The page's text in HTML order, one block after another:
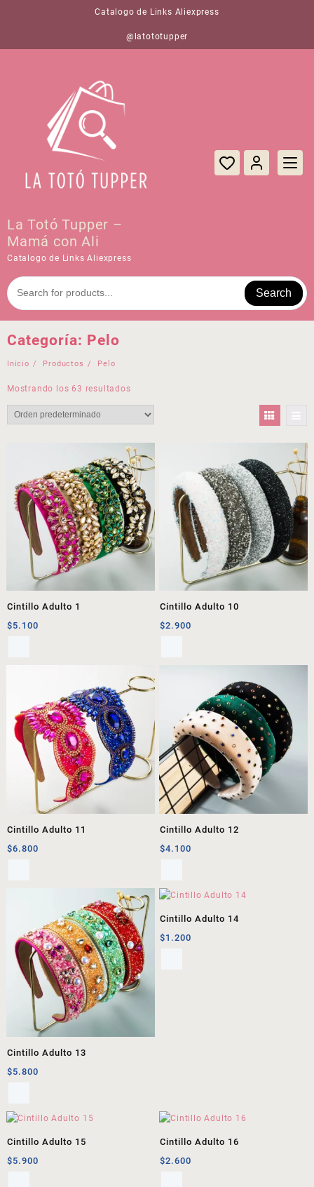
Catalogo de Links Aliexpress
@latototupper
La Totó Tupper –
Mamá con Ali
Catalogo de Links Aliexpress
Search
Categoría: Pelo
Inicio Productos Pelo
Mostrando los 63 resultados
Cintillo Adulto 1
$5.100
Cintillo Adulto 10
$2.900
Cintillo Adulto 11
$6.800
Cintillo Adulto 12
$4.100
Cintillo Adulto 13
$5.800
Cintillo Adulto 14
$1.200
Cintillo Adulto 15
$5.900
Cintillo Adulto 16
$2.600